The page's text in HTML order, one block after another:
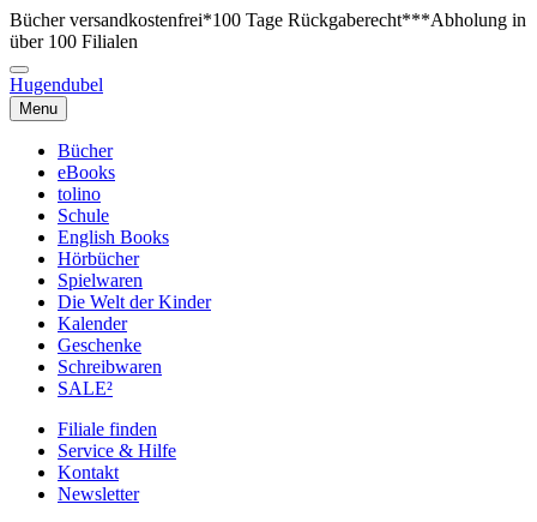
Bücher versandkostenfrei*100 Tage Rückgaberecht***Abholung in
über 100 Filialen
Hugendubel
Menu
Bücher
eBooks
tolino
Schule
English Books
Hörbücher
Spielwaren
Die Welt der Kinder
Kalender
Geschenke
Schreibwaren
SALE²
Filiale finden
Service & Hilfe
Kontakt
Newsletter